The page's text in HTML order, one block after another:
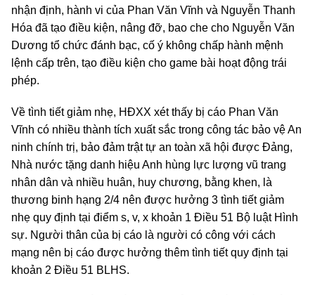
nhận định, hành vi của Phan Văn Vĩnh và Nguyễn Thanh
Hóa đã tạo điều kiện, nâng đỡ, bao che cho Nguyễn Văn
Dương tổ chức đánh bạc, cố ý không chấp hành mệnh
lệnh cấp trên, tạo điều kiện cho game bài hoạt động trái
phép.
Về tình tiết giảm nhẹ, HĐXX xét thấy bị cáo Phan Văn
Vĩnh có nhiều thành tích xuất sắc trong công tác bảo vệ An
ninh chính trị, bảo đảm trật tự an toàn xã hội được Đảng,
Nhà nước tặng danh hiệu Anh hùng lực lượng vũ trang
nhân dân và nhiều huân, huy chương, bằng khen, là
thương binh hạng 2/4 nên được hưởng 3 tình tiết giảm
nhẹ quy định tại điểm s, v, x khoản 1 Điều 51 Bộ luật Hình
sự. Người thân của bị cáo là người có công với cách
mạng nên bị cáo được hưởng thêm tình tiết quy định tại
khoản 2 Điều 51 BLHS.